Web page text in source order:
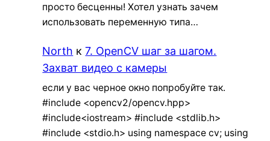
просто бесценны! Хотел узнать зачем
использовать переменную типа…
North к7. OpenCV шаг за шагом.
Захват видео с камеры
если у вас черное окно попробуйте так.
#include <opencv2/opencv.hpp>
#include<iostream> #include <stdlib.h>
#include <stdio.h> using namespace cv; using